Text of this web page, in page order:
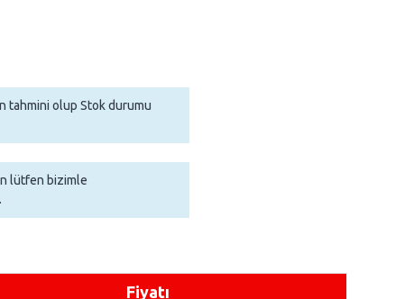
tahmini olup Stok durumu
lütfen bizimle
Fiyatı